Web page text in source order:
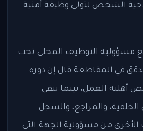
الشخص لتولي وظيفة أمنية
مسؤولية التوظيف المحلي تحت
في المقاطعة قال إن دوره
أهلية العمل، بينما تبقى
والمراجع، والسجل
الأخرى من مسؤولية الجهة التي